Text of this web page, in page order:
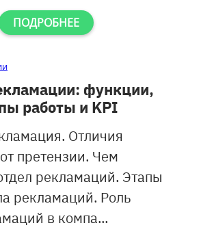
ПОДРОБНЕЕ
функции,
работы и KPI
Отличия
претензии. Чем
рекламаций. Этапы
рекламаций. Роль
в компа...